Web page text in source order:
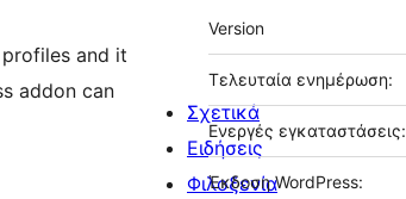
and it
addon can
Μεταστοιχεία
Version
Τελευταία ενημέρωση:
Ενεργές εγκαταστάσεις:
Έκδοση WordPress:
Σχετικά
Ειδήσεις
Φιλοξενία